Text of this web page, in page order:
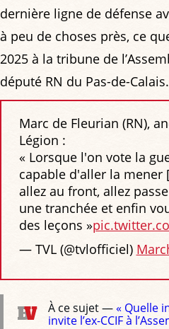
dernière ligne de défense
à peu de choses près, ce
2025 à la tribune de
député RN du Pas-de-Calais.
Marc de Fleurian (RN),
Légion :
« Lorsque l'on vote la
capable d'aller la mener
allez au front, allez
une tranchée et enfin
des leçons »
— TVL (@tvlofficiel)
À ce sujet —« Quelle
invite l’ex-CCIF à